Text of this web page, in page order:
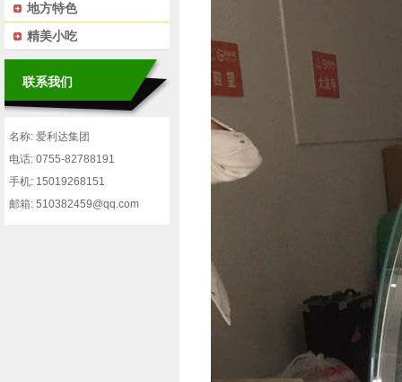
地方特色
精美小吃
联系我们
名称: 爱利达集团
电话: 0755-82788191
手机: 15019268151
邮箱: 510382459@qq.com